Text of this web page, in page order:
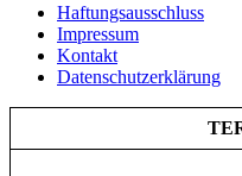
Haftungsausschluss
Impressum
Kontakt
Datenschutzerklärung